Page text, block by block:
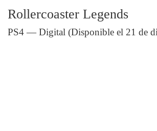
Rollercoaster Legends
PS4 — Digital (Disponible el 21 de